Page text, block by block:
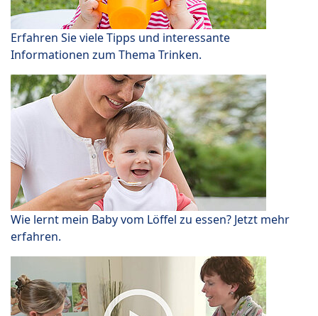
Erfahren Sie viele Tipps und interessante
Informationen zum Thema Trinken.
Wie lernt mein Baby vom Löffel zu essen? Jetzt mehr
erfahren.